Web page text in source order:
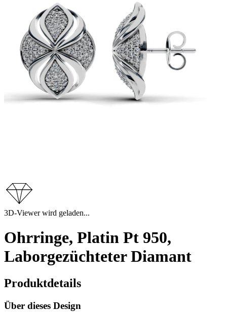
3D-Viewer wird geladen...
Ohrringe, Platin Pt 950,
Laborgezüchteter Diamant
Produktdetails
Über dieses Design